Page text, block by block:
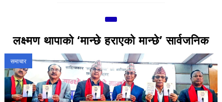
लक्ष्मण थापाको ‘मान्छे हराएको मान्छे’ सार्वजनिक
समाचार